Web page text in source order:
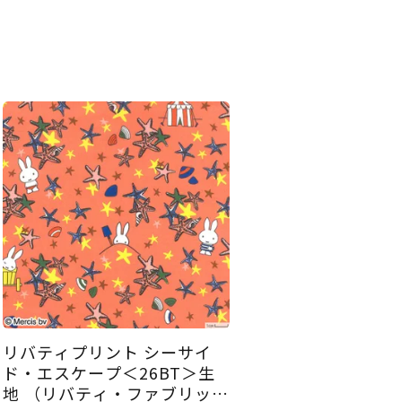
リバティプリント シーサイ
ド・エスケープ＜26BT＞生
地 （リバティ・ファブリック